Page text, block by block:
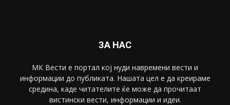
ЗА НАС
МК Вести е портал коj нуди навремени вести и
информации до публиката. Нашата цел е да креираме
средина, каде читателите ќе може да прочитаат
вистински вести, информации и идеи.